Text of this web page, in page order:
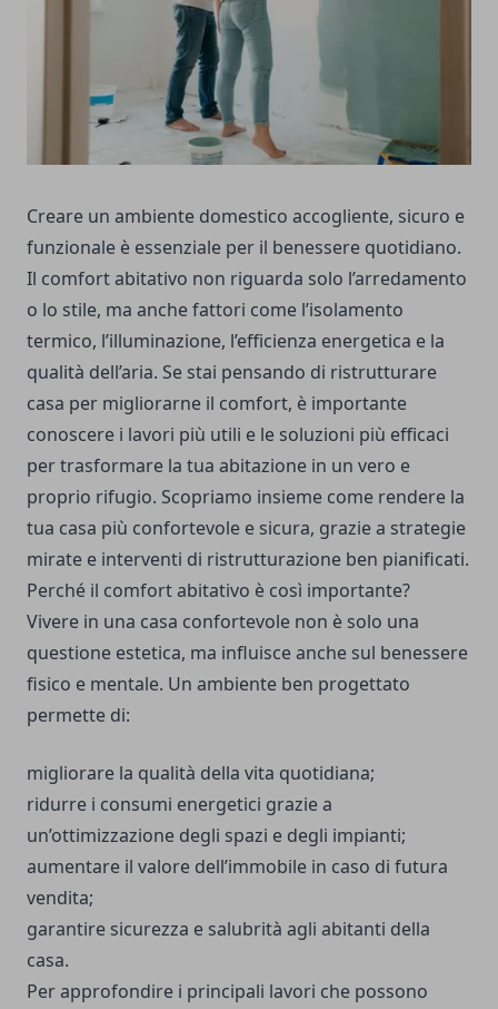
Creare un ambiente domestico accogliente, sicuro e
funzionale è essenziale per il benessere quotidiano.
Il comfort abitativo non riguarda solo l’arredamento
o lo stile, ma anche fattori come l’isolamento
termico, l’illuminazione, l’efficienza energetica e la
qualità dell’aria. Se stai pensando di ristrutturare
casa per migliorarne il comfort, è importante
conoscere i lavori più utili e le soluzioni più efficaci
per trasformare la tua abitazione in un vero e
proprio rifugio. Scopriamo insieme come rendere la
tua casa più confortevole e sicura, grazie a strategie
mirate e interventi di ristrutturazione ben pianificati.
Perché il comfort abitativo è così importante?
Vivere in una casa confortevole non è solo una
questione estetica, ma influisce anche sul benessere
fisico e mentale. Un ambiente ben progettato
permette di:
migliorare la qualità della vita quotidiana;
ridurre i consumi energetici grazie a
un’ottimizzazione degli spazi e degli impianti;
aumentare il valore dell’immobile in caso di futura
vendita;
garantire sicurezza e salubrità agli abitanti della
casa.
Per approfondire i principali lavori che possono